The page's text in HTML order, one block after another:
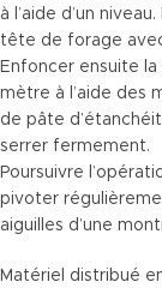
à l’aide d’un
tête de forage
Enfoncer ensuite la
mètre à l’aide des
de pâte
serrer fermement.
Poursuivre
pivoter
aiguilles d’une
Matériel distribué